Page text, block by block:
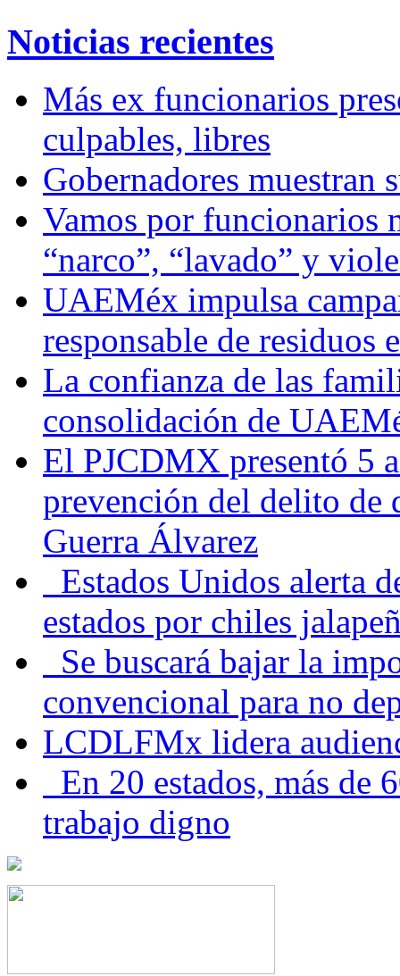
Noticias recientes
Más ex funcionarios
culpables, libres
Gobernadores muestran
Vamos por funcionarios
“narco”, “lavado” y
UAEMéx impulsa
responsable de residuos
La confianza de las
consolidación de
El PJCDMX presentó 5
prevención del delito de
Guerra Álvarez
Estados Unidos alerta
estados por chiles
Se buscará bajar la
convencional para no
LCDLFMx lidera
En 20 estados, más de
trabajo digno